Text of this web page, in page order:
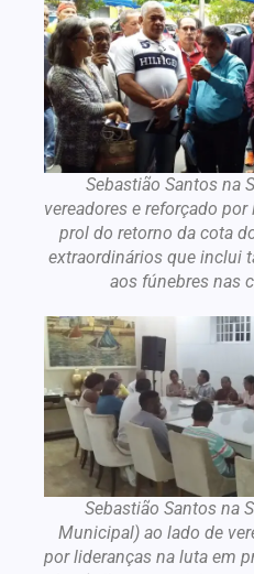
Sebastião Santos na
vereadores e reforçado
prol do retorno da cota
extraordinários que inclui
aos fúnebres nas
Sebastião Santos na
Municipal) ao lado de
por lideranças na luta em